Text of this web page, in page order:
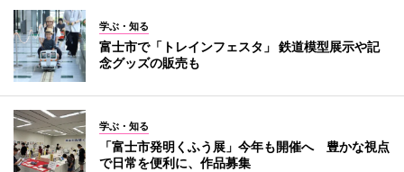
学ぶ・知る
富士市で「トレインフェスタ」 鉄道模型展示や記
念グッズの販売も
学ぶ・知る
「富士市発明くふう展」今年も開催へ 豊かな視点
で日常を便利に、作品募集